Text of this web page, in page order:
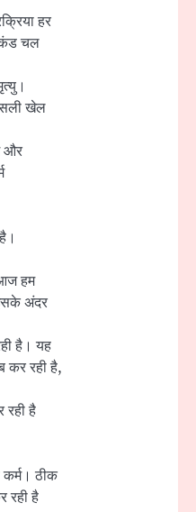
हर
चल
खेल
और
हम
अंदर
है। यह
कर रही है,
रही है
ठीक
रही है